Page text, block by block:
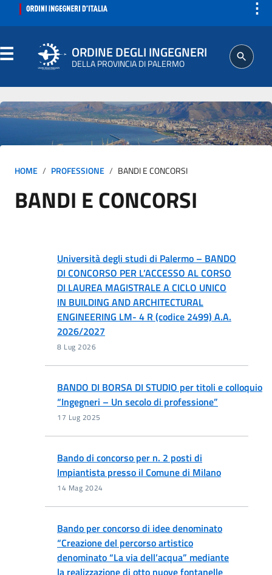
⋮
ORDINE DEGLI INGEGNERI
DELLA PROVINCIA DI PALERMO
ORDINE
SEGRETERIA
ISCRITTO
PROFESSIONE
HOME PROFESSIONE BANDI E CONCORSI
BANDI E CONCORSI
Università degli studi di Palermo – BANDO
DI CONCORSO PER L’ACCESSO AL CORSO
DI LAUREA MAGISTRALE A CICLO UNICO
IN BUILDING AND ARCHITECTURAL
ENGINEERING LM- 4 R (codice 2499) A.A.
2026/2027
8 Lug 2026
BANDO DI BORSA DI STUDIO per titoli e colloquio
“Ingegneri – Un secolo di professione”
17 Lug 2025
Bando di concorso per n. 2 posti di
Impiantista presso il Comune di Milano
14 Mag 2024
Bando per concorso di idee denominato
“Creazione del percorso artistico
denominato “La via dell’acqua” mediante
la realizzazione di otto nuove fontanelle